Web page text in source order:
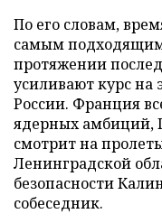
По его словам,
самым
протяжении
усиливают курс
России. Франция
ядерных амбиций,
смотрит на
Ленинградской
безопасности
собеседник.